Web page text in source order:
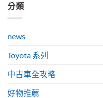
分類
news
Toyota 系列
中古車全攻略
好物推薦